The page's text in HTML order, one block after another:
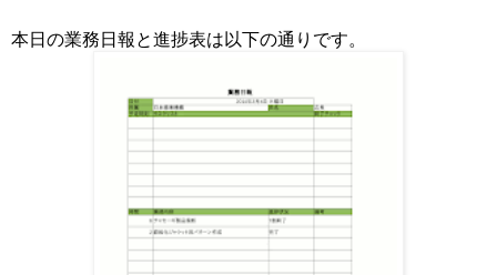
本日の業務日報と進捗表は以下の通りです。